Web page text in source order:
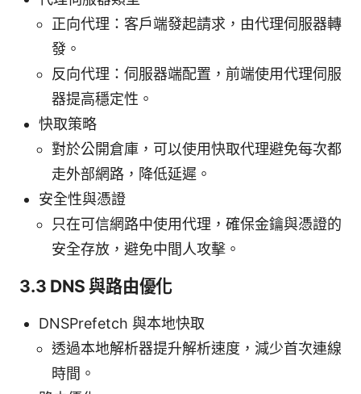
正向代理：客戶端發起請求，由代理伺服器轉
發。
反向代理：伺服器端配置，前端使用代理伺服
器提高穩定性。
快取策略
對於公開倉庫，可以使用快取代理避免每次都
走外部網路，降低延遲。
安全性與憑證
只在可信網路中使用代理，確保金鑰與憑證的
安全存放，避免中間人攻擊。
3.3 DNS 與路由優化
DNSPrefetch 與本地快取
透過本地解析器提升解析速度，減少首次連線
時間。